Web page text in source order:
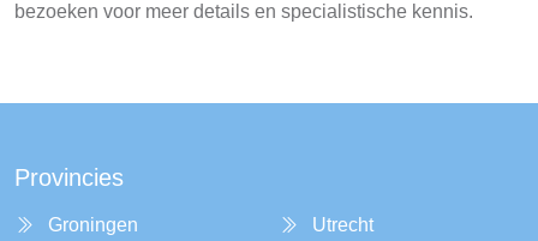
bezoeken voor meer details en specialistische kennis.
Provincies
Groningen
Utrecht